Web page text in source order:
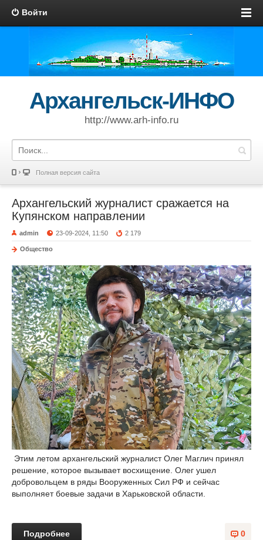
Войти
Архангельск-ИНФО
http://www.arh-info.ru
Полная версия сайта
Архангельский журналист сражается на
Купянском направлении
admin 23-09-2024, 11:50 2 179
Общество
Этим летом архангельский журналист Олег Маглич принял
решение, которое вызывает восхищение. Олег ушел
добровольцем в ряды Вооруженных Сил РФ и сейчас
выполняет боевые задачи в Харьковской области.
0
Подробнее